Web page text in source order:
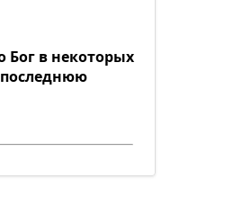
Бог в некоторых
последнюю